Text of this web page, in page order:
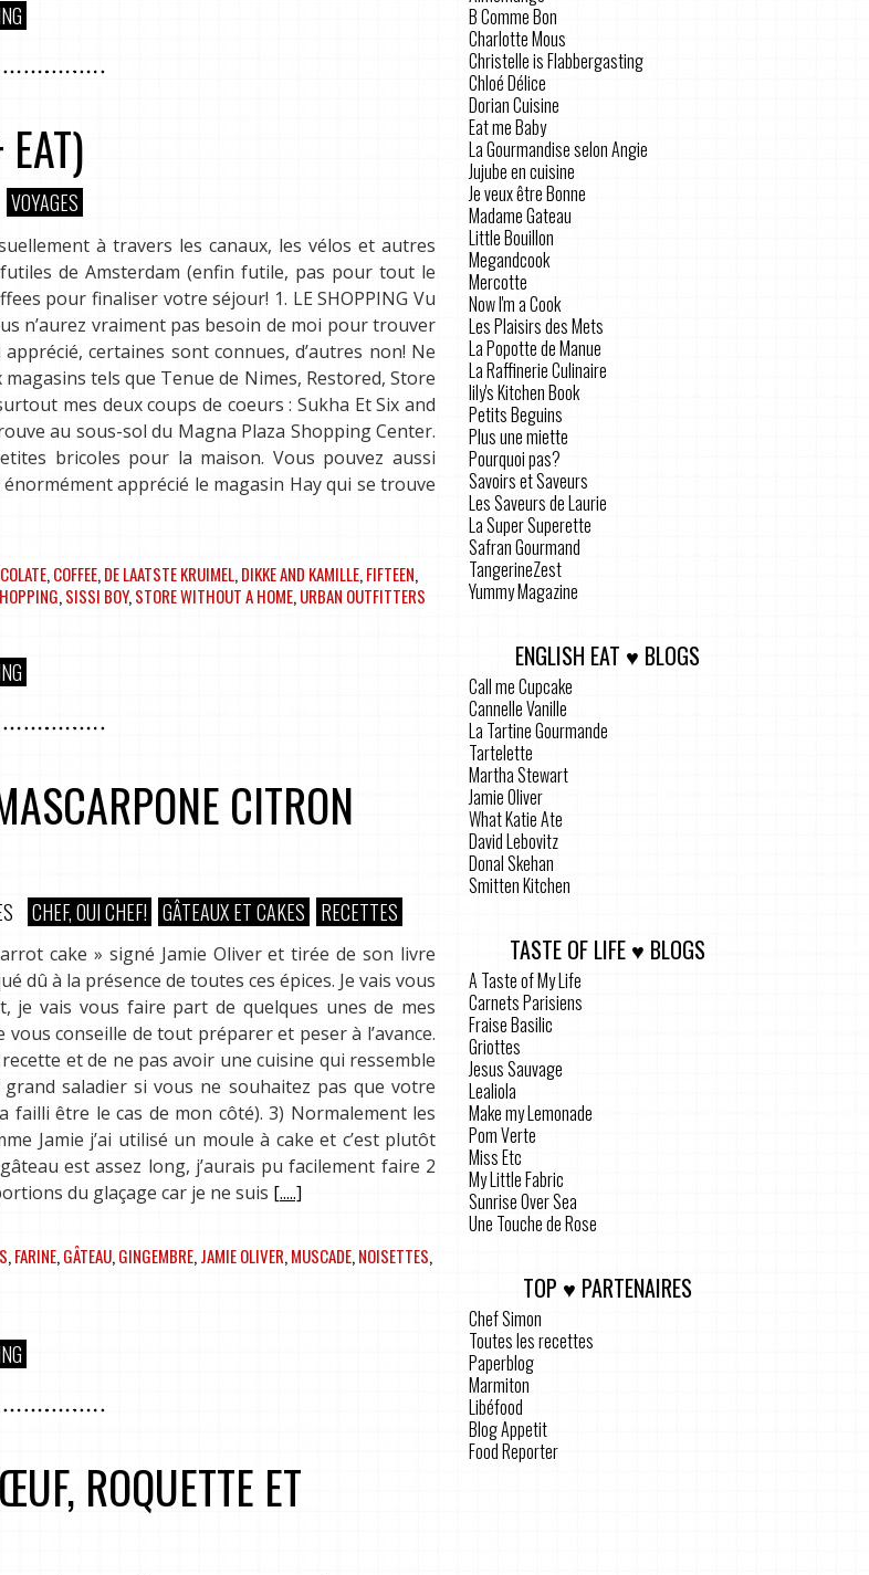
VOYAGES
à travers les canaux, les vélos et autres
de Amsterdam (enfin futile, pas pour tout le
pour finaliser votre séjour! 1. LE SHOPPING Vu
n’aurez vraiment pas besoin de moi pour trouver
certaines sont connues, d’autres non! Ne
tels que Tenue de Nimes, Restored, Store
mes deux coups de coeurs : Sukha Et Six and
au sous-sol du Magna Plaza Shopping Center.
bricoles pour la maison. Vous pouvez aussi
apprécié le magasin Hay qui se trouve
,COFFEE,DE LAATSTE KRUIMEL,DIKKE AND KAMILLE,FIFTEEN,
,SISSI BOY,STORE WITHOUT A HOME,URBAN OUTFITTERS
CITRON
CHEF, OUI CHEF! GÂTEAUX ET CAKES RECETTES
cake » signé Jamie Oliver et tirée de son livre
dû à la présence de toutes ces épices. Je vais vous
je vais vous faire part de quelques unes de mes
conseille de tout préparer et peser à l’avance.
et de ne pas avoir une cuisine qui ressemble
saladier si vous ne souhaitez pas que votre
être le cas de mon côté). 3) Normalement les
Jamie j’ai utilisé un moule à cake et c’est plutôt
est assez long, j’aurais pu facilement faire 2
du glaçage car je ne suis [.....]
,FARINE,GÂTEAU,GINGEMBRE,JAMIE OLIVER,MUSCADE,NOISETTES,
ROQUETTE ET
B Comme Bon
Charlotte Mous
Christelle is Flabbergasting
Chloé Délice
Dorian Cuisine
Eat me Baby
La Gourmandise selon Angie
Jujube en cuisine
Je veux être Bonne
Madame Gateau
Little Bouillon
Megandcook
Mercotte
Now I'm a Cook
Les Plaisirs des Mets
La Popotte de Manue
La Raffinerie Culinaire
lily's Kitchen Book
Petits Beguins
Plus une miette
Pourquoi pas?
Savoirs et Saveurs
Les Saveurs de Laurie
La Super Superette
Safran Gourmand
TangerineZest
Yummy Magazine
ENGLISH EAT ♥ BLOGS
Call me Cupcake
Cannelle Vanille
La Tartine Gourmande
Tartelette
Martha Stewart
Jamie Oliver
What Katie Ate
David Lebovitz
Donal Skehan
Smitten Kitchen
TASTE OF LIFE ♥ BLOGS
A Taste of My Life
Carnets Parisiens
Fraise Basilic
Griottes
Jesus Sauvage
Lealiola
Make my Lemonade
Pom Verte
Miss Etc
My Little Fabric
Sunrise Over Sea
Une Touche de Rose
TOP ♥ PARTENAIRES
Chef Simon
Toutes les recettes
Paperblog
Marmiton
Libéfood
Blog Appetit
Food Reporter